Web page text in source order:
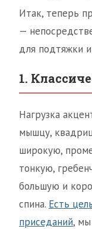
Итак, теперь
—
для подтяжки
1.
Нагрузка
мышцу,
широкую,
тонкую,
большую и
спина. Есть
приседаний, мы